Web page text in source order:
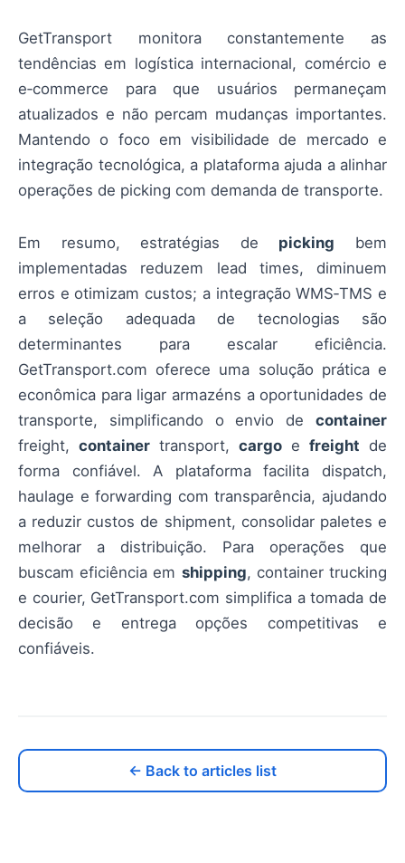
GetTransport monitora constantemente as
tendências em logística internacional, comércio e
e‑commerce para que usuários permaneçam
atualizados e não percam mudanças importantes.
Mantendo o foco em visibilidade de mercado e
integração tecnológica, a plataforma ajuda a alinhar
operações de picking com demanda de transporte.
Em resumo, estratégias de picking bem
implementadas reduzem lead times, diminuem
erros e otimizam custos; a integração WMS‑TMS e
a seleção adequada de tecnologias são
determinantes para escalar eficiência.
GetTransport.com oferece uma solução prática e
econômica para ligar armazéns a oportunidades de
transporte, simplificando o envio de container
freight, container transport, cargo e freight de
forma confiável. A plataforma facilita dispatch,
haulage e forwarding com transparência, ajudando
a reduzir custos de shipment, consolidar paletes e
melhorar a distribuição. Para operações que
buscam eficiência em shipping, container trucking
e courier, GetTransport.com simplifica a tomada de
decisão e entrega opções competitivas e
confiáveis.
← Back to articles list